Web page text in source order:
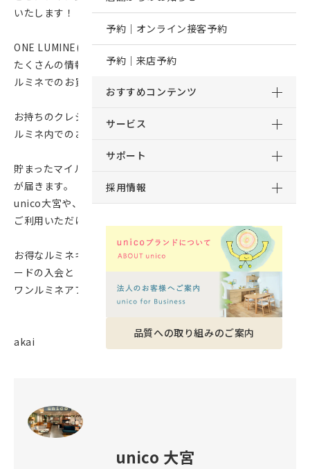
予約｜オンライン接客予約
予約｜来店予約
おすすめコンテンツ
サービス
サポート
採用情報
品質への取り組みのご案内
いたします！
ONE LUMINE(ワンルミネ)とはルミネの無料アプリで、
たくさんの情報をまとめてチェックできるので
ルミネでのお買い物がますます楽しく便利になります。
お持ちのクレジットカードを連携することで、
ルミネ内でのお買い物金額に応じてマイルが貯まります。
貯まったマイルや、ランクアップ特典でも、お買い物チケット
が届きます。
unico大宮や、その他のルミネ店舗でのお買い物、お食事にも
ご利用いただけます。
お得なルミネキャンペーンに備えて、ぜひこの機会にルミネカ
ードの入会と
ワンルミネアプリのダウンロードをご検討ください！
akai
unico 大宮